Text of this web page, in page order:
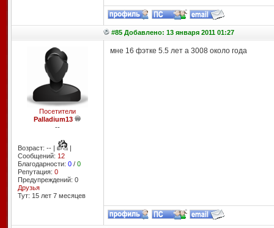
#85 Добавлено: 13 января 2011 01:27
Посетители
Palladium13
--
Возраст: -- |
|
Сообщений: 12
Благодарности: 0/ 0
Репутация: 0
Предупреждений: 0
Друзья
Тут: 15 лет 7 месяцев
мне 16 фэтке 5.5 лет а 3008 около года